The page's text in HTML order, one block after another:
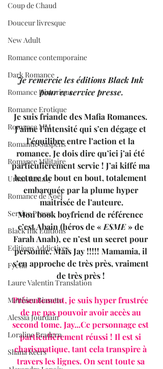
Coup de Chaud
Douceur livresque
New Adult
Romance contemporaine
Dark Romance
Romance Historique
Romance Erotique
Romance MM
Romantic Suspens
Romance Militaire
Urban fantasy
Romance de Noël
Service Presse
Black Ink Editions
Editions Addictives
Fyctia
Laure Valentin Translation
Matthieu Biasotto
Alessia Jourdain
Loraline Bradern
Shana Keers
Je remercie les éditions Black Ink
pour ce service presse.
Je suis friande des Mafia Romances.
J’aime l’intensité qui s’en dégage et
l’équilibre entre l’action et la
romance. Je dois dire qu’ici j’ai été
particulièrement servie ! J’ai kiffé ma
lecture de bout en bout, totalement
embarquée par la plume hyper
maitrisée de l’auteure.
Mon book boyfriend de référence
c’est Abain (héros de « ESME » de
Farah Anah), ce n’est un secret pour
personne. Mais Jay !!!!! Mamamia, il
s’en approche de très près, vraiment
de très près !
Présentement, je suis hyper frustrée
de ne pas pouvoir avoir accès au
second tome. Jay...Ce personnage est
particulièrement réussi ! Il est si
charismatique, tant cela transpire à
travers les lignes. On sent toute sa